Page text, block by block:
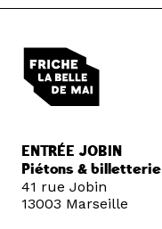
ENTRÉE JOBIN
Piétons & billetterie
41 rue Jobin
13003 Marseille